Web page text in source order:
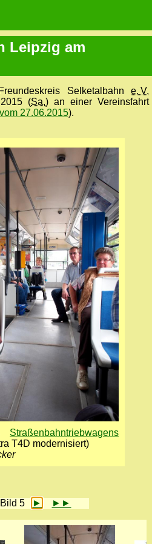
Leipzig am
Selketalbahne. V.
(Sa.) an einer Vereinsfahrt
27.06.2015).
Straßenbahntriebwagens
T4D modernisiert)
Bild 5 ► ►►